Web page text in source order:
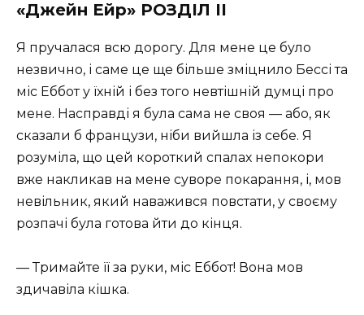
«Джейн Ейр» РОЗДІЛ II
Я пручалася всю дорогу. Для мене це було
незвично, і саме це ще більше зміцнило Бессі та
міс Еббот у їхній і без того невтішній думці про
мене. Насправді я була сама не своя — або, як
сказали б французи, ніби вийшла із себе. Я
розуміла, що цей короткий спалах непокори
вже накликав на мене суворе покарання, і, мов
невільник, який наважився повстати, у своєму
розпачі була готова йти до кінця.
— Тримайте її за руки, міс Еббот! Вона мов
здичавіла кішка.